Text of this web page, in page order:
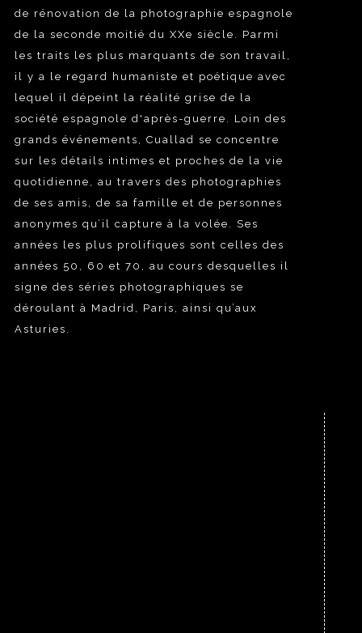
de rénovation de la photographie espagnole
de la seconde moitié du XXe siècle. Parmi
les traits les plus marquants de son travail,
il y a le regard humaniste et poétique avec
lequel il dépeint la réalité grise de la
société espagnole d'après-guerre. Loin des
grands événements, Cuallad se concentre
sur les détails intimes et proches de la vie
quotidienne, au travers des photographies
de ses amis, de sa famille et de personnes
anonymes qu’il capture à la volée. Ses
années les plus prolifiques sont celles des
années 50, 60 et 70, au cours desquelles il
signe des séries photographiques se
déroulant à Madrid, Paris, ainsi qu’aux
Asturies.